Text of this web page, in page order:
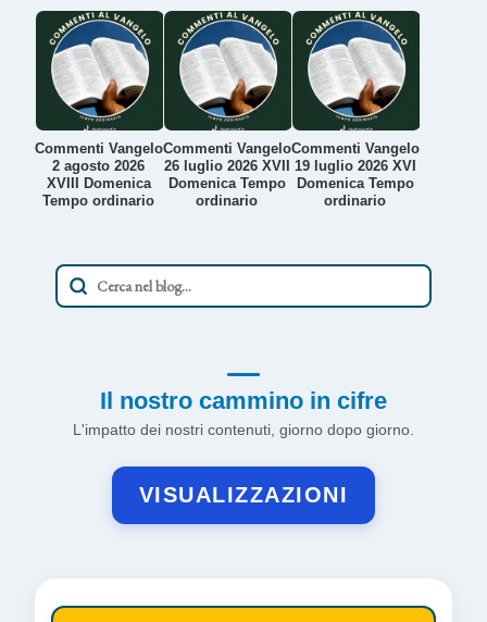
Commenti Vangelo
2 agosto 2026
XVIII Domenica
Tempo ordinario
Commenti Vangelo
26 luglio 2026 XVII
Domenica Tempo
ordinario
Commenti Vangelo
19 luglio 2026 XVI
Domenica Tempo
ordinario
Il nostro cammino in cifre
L'impatto dei nostri contenuti, giorno dopo giorno.
VISUALIZZAZIONI